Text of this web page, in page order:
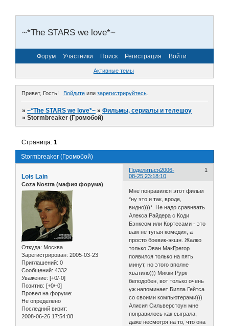
~*The STARS we love*~
Форум Участники Поиск Регистрация Войти
Активные темы
Привет, Гость! Войдитеили зарегистрируйтесь.
»~*The STARS we love*~ »Фильмы, сериалы и телешоу
»Stormbreaker (Громобой)
Stormbreaker (Громобой)
Страница:1
Поделиться 1
2006-
08-25 23:18:10
Lois Lain
Coza Nostra (мафия форума)
Откуда: Москва
Зарегистрирован: 2005-03-23
Приглашений: 0
Сообщений: 4332
Уважение: [+0/-0]
Позитив: [+0/-0]
Провел на форуме:
Не определено
Последний визит:
2008-06-26 17:54:08
Мне понравился этот фильм
*ну это и так, вроде,
видно)))*. Не надо сравнвать
Алекса Райдера с Коди
Бэнксом или Кортесами - это
вам не тупая комедия, а
просто боевик-экшн. Жалко
только Эван МакГрегор
появился только на пять
минут, но этого вполне
хватило))) Микки Рурк
беподобен, вот только очень
уж напоминает Билла Гейтса
со своими компьютерами)))
Алисия Сильверстоун мне
понравилось как сыграла,
даже несмотря на то, что она